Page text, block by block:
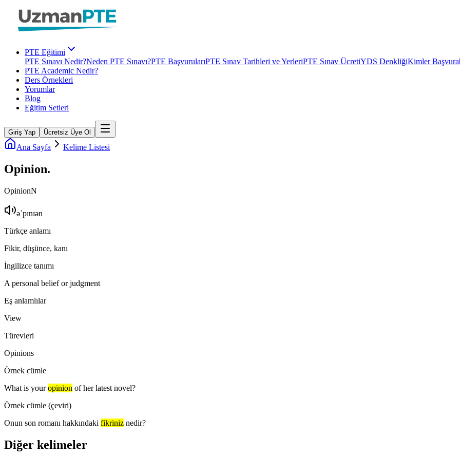
PTE Eğitimi
PTE Sınavı Nedir?Neden PTE Sınavı?PTE BaşvurularıPTE Sınav Tarihleri ve YerleriPTE Sınav ÜcretiYDS DenkliğiKimler
PTE Academic Nedir?
Ders Örnekleri
Yorumlar
Blog
Eğitim Setleri
Giriş Yap Ücretsiz Üye Ol
Ana Sayfa Kelime Listesi
Opinion.
OpinionN
əˈpɪnɪən
Türkçe anlamı
Fikir, düşünce, kanı
İngilizce tanımı
A personal belief or judgment
Eş anlamlılar
View
Türevleri
Opinions
Örnek cümle
What is your opinion of her latest novel?
Örnek cümle (çeviri)
Onun son romanı hakkındaki fikriniz nedir?
Diğer kelimeler